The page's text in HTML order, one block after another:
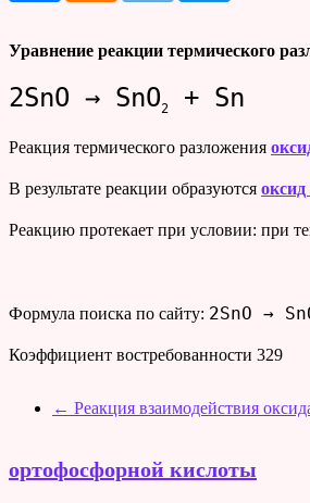
Уравнение реакции термического
2SnO → SnO2 + Sn
Реакция термического разложения
В результате реакции образуются
Реакцию протекает при условии: при
Формула поиска по сайту: 2SnO →
Коэффициент востребованности 329
← Реакция взаимодействия
ортофосфорной кислоты